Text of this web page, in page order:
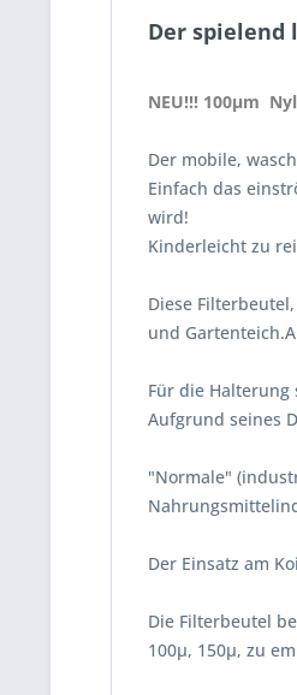
Der
NEU!!! 100µm
Der mobile,
Einfach das
wird!
Kinderleicht zu
Diese
und
Für die
Aufgrund seines
"Normale"
Der Einsatz am
Die Filterbeutel
100µ, 150µ, zu